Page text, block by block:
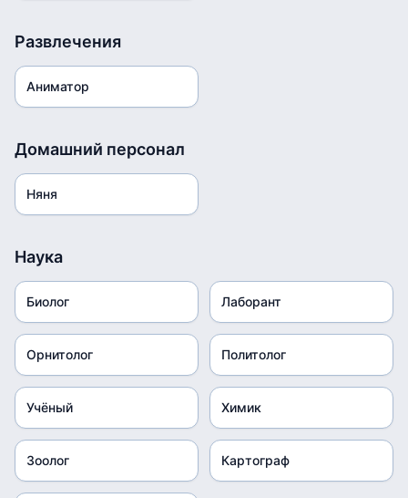
Развлечения
Аниматор
Домашний персонал
Няня
Наука
Биолог Лаборант
Орнитолог Политолог
Учёный Химик
Зоолог Картограф